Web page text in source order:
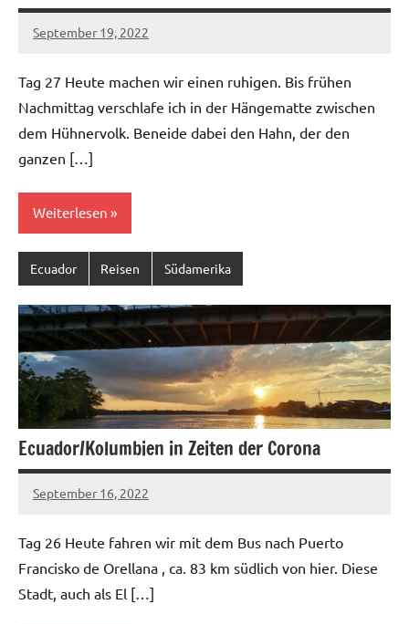
September 19, 2022
U19ju-
Keine
Tag 27 Heute machen wir einen ruhigen. Bis frühen
Nachmittag verschlafe ich in der Hängematte zwischen
dem Hühnervolk. Beneide dabei den Hahn, der den
ganzen […]
Weiterlesen
Ecuador Reisen Südamerika
Ecuador/Kolumbien in Zeiten der Corona
September 16, 2022
U19ju-
Keine
Tag 26 Heute fahren wir mit dem Bus nach Puerto
Francisko de Orellana , ca. 83 km südlich von hier. Diese
Stadt, auch als El […]